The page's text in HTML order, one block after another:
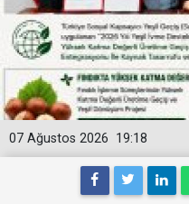
19:18
07 Ağustos 2026